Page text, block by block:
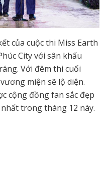
của cuộc thi Miss Earth
City với sân khấu
Với đêm thi cuối
miện sẽ lộ diện.
cộng đồng fan sắc đẹp
trong tháng 12 này.